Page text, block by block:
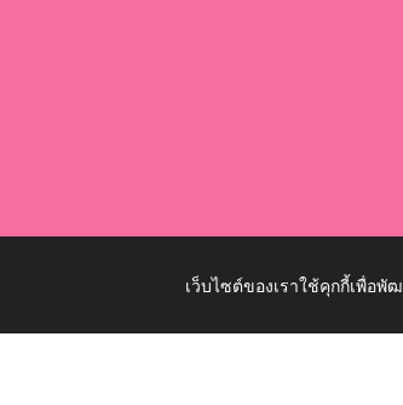
เว็บไซต์ของเราใช้คุกกี้เพื่อ